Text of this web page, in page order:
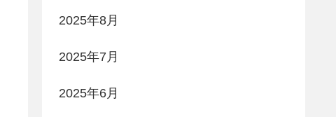
2025年8月
2025年7月
2025年6月